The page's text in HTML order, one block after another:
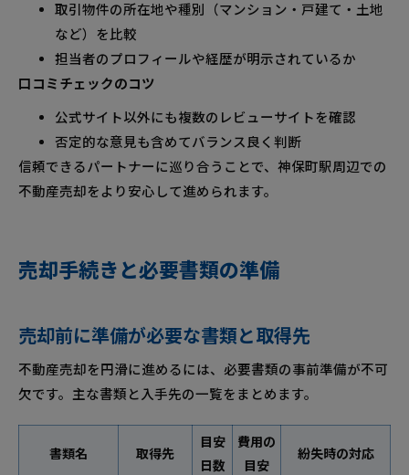
取引物件の所在地や種別（マンション・戸建て・土地
など）を比較
担当者のプロフィールや経歴が明示されているか
口コミチェックのコツ
公式サイト以外にも複数のレビューサイトを確認
否定的な意見も含めてバランス良く判断
信頼できるパートナーに巡り合うことで、神保町駅周辺での
不動産売却をより安心して進められます。
売却手続きと必要書類の準備
売却前に準備が必要な書類と取得先
不動産売却を円滑に進めるには、必要書類の事前準備が不可
欠です。主な書類と入手先の一覧をまとめます。
書類名 取得先
目安
日数
費用の
目安
紛失時の対応